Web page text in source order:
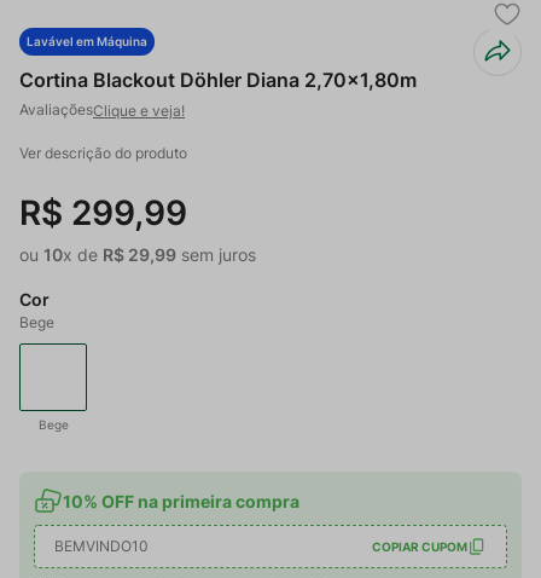
Lavável em Máquina
Cortina Blackout Döhler Diana 2,70x1,80m
Clique e veja!
Ver descrição do produto
R$ 299,99
ou 10x de R$ 29,99 sem juros
Cor
Bege
Bege
10% OFF na primeira compra
BEMVINDO10 COPIAR CUPOM